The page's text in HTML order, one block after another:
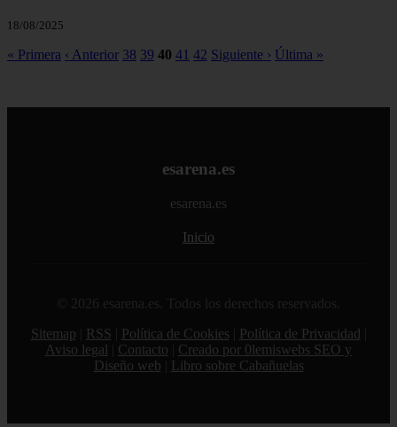
18/08/2025
« Primera ‹ Anterior 38 39 40 41 42 Siguiente › Última »
esarena.es
esarena.es
Inicio
© 2026 esarena.es. Todos los derechos reservados.
Sitemap
RSS Política de Cookies Política de Privacidad
Aviso legal
Contacto
Creado por 0lemiswebs SEO y
Diseño web
Libro sobre Cabañuelas